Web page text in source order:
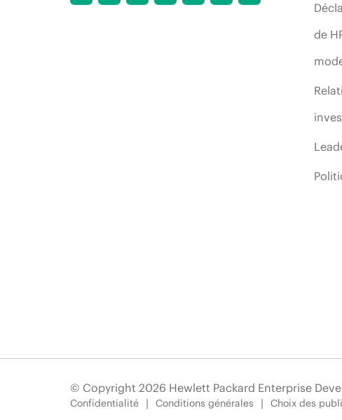
de
© Copyright 2026 Hewlett Packard Enterprise
Confidentialité Conditions générales Choix des